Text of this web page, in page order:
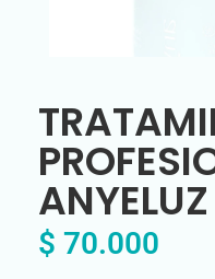
$ 70.000